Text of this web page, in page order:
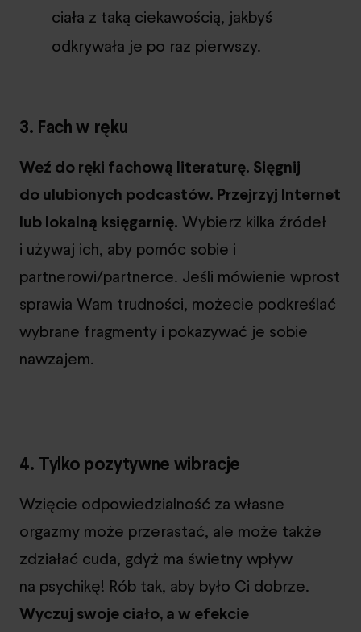
ciała z taką ciekawością, jakbyś
odkrywała je po raz pierwszy.
3. Fach w ręku
Weź do ręki fachową literaturę. Sięgnij
do ulubionych podcastów. Przejrzyj Internet
lub lokalną księgarnię. Wybierz kilka źródeł
i używaj ich, aby pomóc sobie i
partnerowi/partnerce. Jeśli mówienie wprost
sprawia Wam trudności, możecie podkreślać
wybrane fragmenty i pokazywać je sobie
nawzajem.
4. Tylko pozytywne wibracje
Wzięcie odpowiedzialność za własne
orgazmy może przerastać, ale może także
zdziałać cuda, gdyż ma świetny wpływ
na psychikę! Rób tak, aby było Ci dobrze.
Wyczuj swoje ciało, a w efekcie